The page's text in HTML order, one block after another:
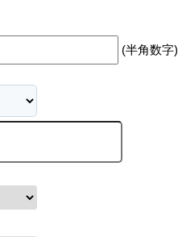
(半角数字)